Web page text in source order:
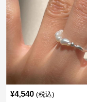
¥4,540 (税込)